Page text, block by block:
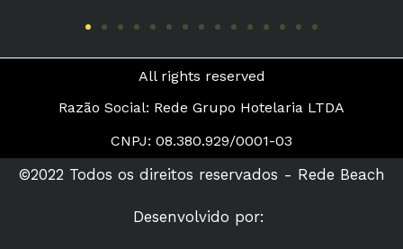
All rights reserved
Razão Social: Rede Grupo Hotelaria LTDA
CNPJ: 08.380.929/0001-03
©2022 Todos os direitos reservados - Rede Beach
Desenvolvido por: